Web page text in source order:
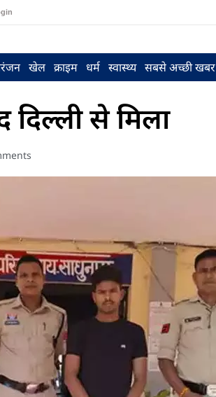
खेल क्राइम धर्म स्वास्थ्य सबसे अच्छी खबर
से मिला